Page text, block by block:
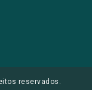
reservados.